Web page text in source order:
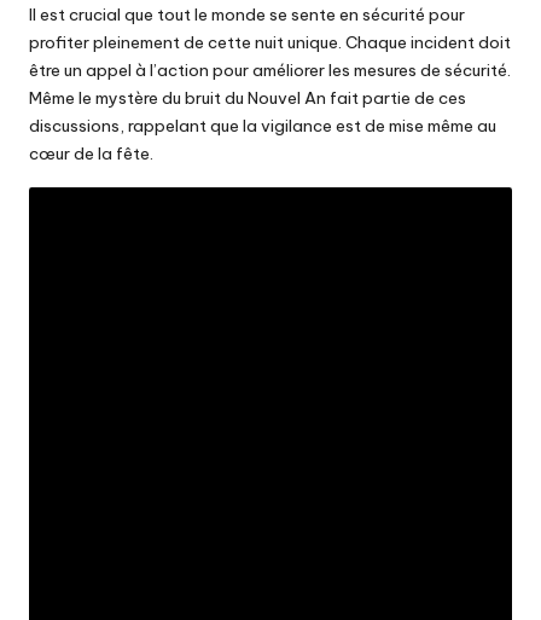
Il est crucial que tout le monde se sente en sécurité pour
profiter pleinement de cette nuit unique. Chaque incident doit
être un appel à l’action pour améliorer les mesures de sécurité.
Même le mystère du bruit du Nouvel An fait partie de ces
discussions, rappelant que la vigilance est de mise même au
cœur de la fête.